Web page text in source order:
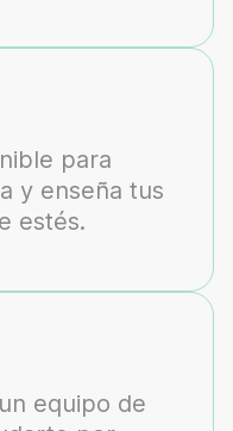
para
y enseña tus
estés.
equipo de